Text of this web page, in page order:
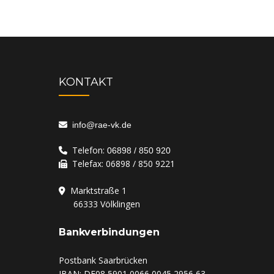
KONTAKT
info@rae-vk.de
Telefon:06898 / 850 920
Telefax: 06898 / 850 9221
Marktstraße 1
‏‏‎ ‎‏‏‎ ‎‏‏‎ ‎‏‏‎ ‎‏‏‎ ‎‏‏‏‎ ‎66333Völklingen
Bankverbindungen
Postbank Saarbrücken